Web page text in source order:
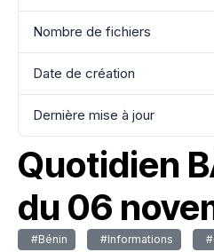
Nombre de fichiers
Date de création
Dernière mise à jour
Quotidien
du 06
#Bénin #Informations